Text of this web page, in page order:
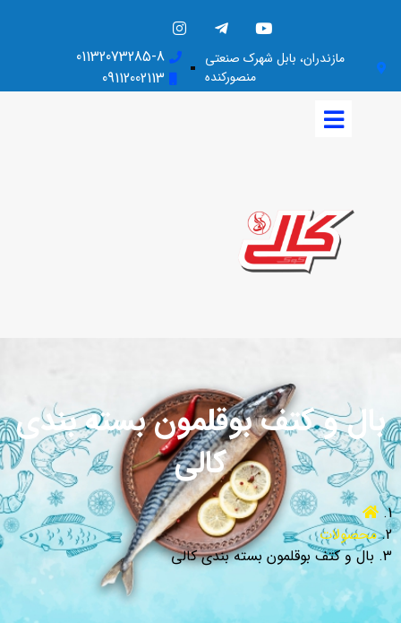
مازندران، بابل شهرک صنعتی
منصورکنده
01132073285-8
09112002113
بال و کتف بوقلمون بسته بندی
کالی
محصولات
بال و کتف بوقلمون بسته بندی کالی